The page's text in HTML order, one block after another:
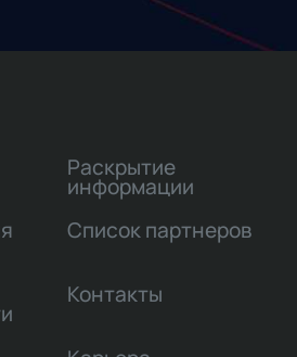
Раскрытие
информации
Список партнеров
Контакты